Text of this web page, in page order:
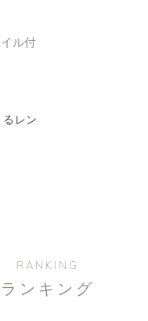
ル付
レン
RANKING
ランキング